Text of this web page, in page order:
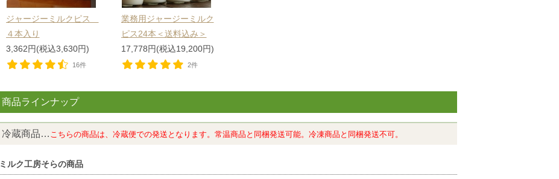
ジャージーミルクピス
４本入り
3,362円(税込3,630円)
16件
業務用ジャージーミルク
ピス24本＜送料込み＞
17,778円(税込19,200円)
2件
商品ラインナップ
冷蔵商品… こちらの商品は、冷蔵便での発送となります。常温商品と同梱発送可能。冷凍商品と同梱発送不可。
ミルク工房そらの商品